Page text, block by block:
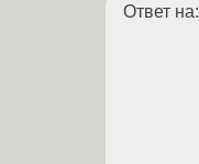
Ответ на: